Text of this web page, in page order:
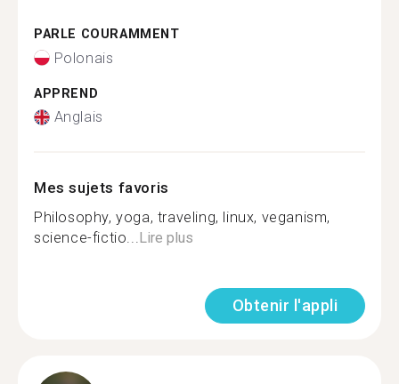
PARLE COURAMMENT
Polonais
APPREND
Anglais
Mes sujets favoris
Philosophy, yoga, traveling, linux, veganism,
science-fictio...Lire plus
Obtenir l'appli